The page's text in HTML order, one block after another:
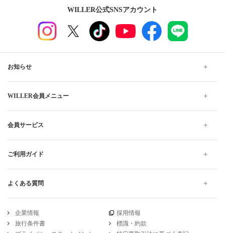
WILLER公式SNSアカウント
お知らせ
WILLER会員メニュー
会員サービス
ご利用ガイド
よくある質問
企業情報
採用情報
旅行条件書
標識・約款